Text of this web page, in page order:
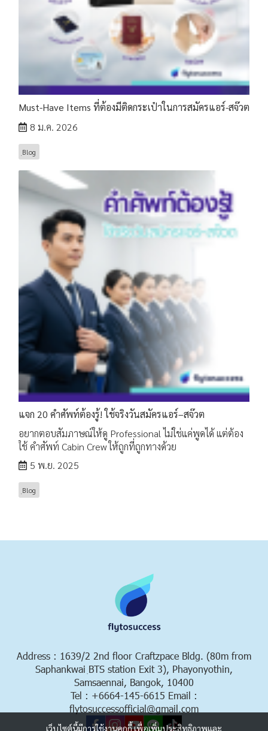
Must-Have Items ที่ต้องมีติดกระเป๋าในการสมัครแอร์-สจ๊วต
8 ม.ค. 2026
ฺBlog
แจก 20 คำศัพท์ต้องรู้! ใช้จริงวันสมัครแอร์–สจ๊วต
อยากตอบสัมภาษณ์ให้ดู Professional ไม่ใช่แค่พูดได้ แต่ต้อง
ใช้ คำศัพท์ Cabin Crew ให้ถูกที่ถูกทางด้วย
5 พ.ย. 2025
ฺBlog
เว็บไซต์นี้มีการใช้งานคุกกี้ เพื่อเพิ่มประสิทธิภาพและ
Address : 1639/2 2nd floor Craftzpace Bldg. (80m from
Saphankwai ฺBTS station Exit 3), Phayonyothin,
Samsaennai, Bangok, 10400
Tel : +6664-145-6615 Email :
flytosuccessofficial@gmail.com